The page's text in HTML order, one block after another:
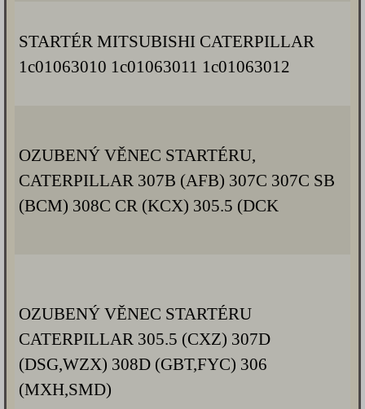
STARTÉR MITSUBISHI CATERPILLAR
1c01063010 1c01063011 1c01063012
OZUBENÝ VĚNEC STARTÉRU,
CATERPILLAR 307B (AFB) 307C 307C SB
(BCM) 308C CR (KCX) 305.5 (DCK
OZUBENÝ VĚNEC STARTÉRU
CATERPILLAR 305.5 (CXZ) 307D
(DSG,WZX) 308D (GBT,FYC) 306
(MXH,SMD)